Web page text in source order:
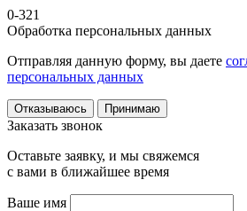
0-321
Обработка персональных данных
Отправляя данную форму, вы даете
персональных данных
Отказываюсь Принимаю
Заказать звонок
Оставьте заявку, и мы свяжемся
с вами в ближайшее время
Ваше имя